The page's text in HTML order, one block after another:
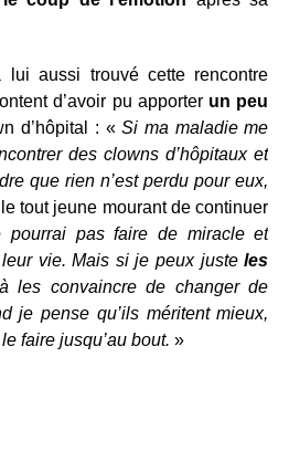
aussi trouvé cette rencontre
d’avoir pu apporter un peu
d’hôpital : «Si ma maladie me
des clowns d’hôpitaux et
que rien n’est perdu pour eux,
tout jeune mourant de continuer
pas faire de miracle et
leur vie. Mais si je peux justeles
les convaincre de changer de
je pense qu’ils méritent mieux,
faire jusqu’au bout. »